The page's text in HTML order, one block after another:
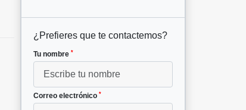
¿Prefieres que te contactemos?
Tu nombre *
Correo electrónico *